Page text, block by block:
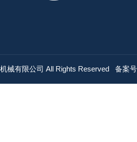
械有限公司 All Rights Reserved 备案